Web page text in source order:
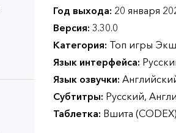
Год выхода: 20 января
Версия: 3.30.0
Категория: Топ игры
Язык интерфейса:
Язык озвучки:
Субтитры: Русский,
Таблетка: Вшита (CODEX)